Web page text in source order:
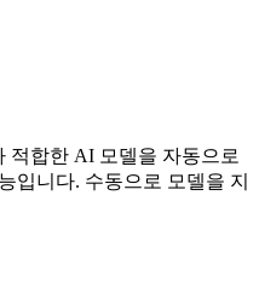
적합한 AI 모델을 자동으로
입니다. 수동으로 모델을 지